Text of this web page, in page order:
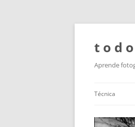
t o d
Aprende
Técnica